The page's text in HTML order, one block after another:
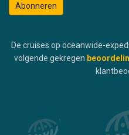
Abonneren
De cruises op oceanwide-
volgende gekregen